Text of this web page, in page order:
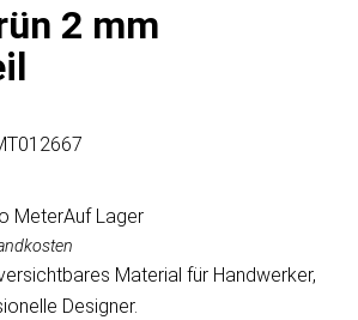
2 mm
MeterAuf Lager
Material für Handwerker,
Designer.